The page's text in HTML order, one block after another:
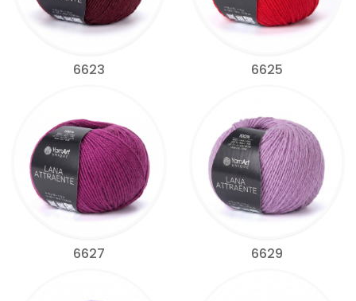
6623 6625
6627 6629